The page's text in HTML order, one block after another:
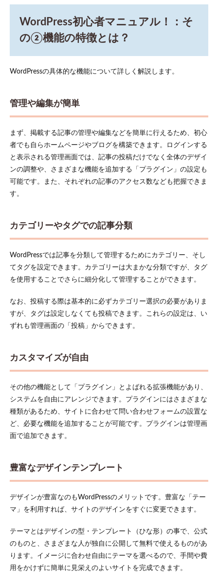
カテ
ーや
タグ
での
分類
2.3
イズ
が自
由
2.4
豊富
ザイ
ンテ
ンプ
レー
権限
グル
ープ
るセ
キュ
ィ
心者マニュ
アル：その
で使
3.2
機能
を追
加で
ユー
ザー
い
初心
きる！
WordPress
4.1
WordPress初心者マニュアル！：そ
の②機能の特徴とは？
WordPressの具体的な機能について詳しく解説します。
管理や編集が簡単
まず、掲載する記事の管理や編集などを簡単に行えるため、初心
者でも自らホームページやブログを構築できます。ログインする
と表示される管理画面では、記事の投稿だけでなく全体のデザイ
ンの調整や、さまざまな機能を追加する「プラグイン」の設定も
可能です。また、それぞれの記事のアクセス数なども把握できま
す。
カテゴリーやタグでの記事分類
WordPressでは記事を分類して管理するためにカテゴリー、そし
てタグを設定できます。カテゴリーは大まかな分類ですが、タグ
を使用することでさらに細分化して管理することができます。
なお、投稿する際は基本的に必ずカテゴリー選択の必要がありま
すが、タグは設定しなくても投稿できます。これらの設定は、い
ずれも管理画面の「投稿」からできます。
カスタマイズが自由
その他の機能として「プラグイン」とよばれる拡張機能があり、
システムを自由にアレンジできます。プラグインにはさまざまな
種類があるため、サイトに合わせて問い合わせフォームの設置な
ど、必要な機能を追加することが可能です。プラグインは管理画
面で追加できます。
豊富なデザインテンプレート
デザインが豊富なのもWordPressのメリットです。豊富な「テー
マ」を利用すれば、サイトのデザインをすぐに変更できます。
テーマとはデザインの型・テンプレート（ひな形）の事で、公式
のものと、さまざまな人が独自に公開して無料で使えるものがあ
ります。イメージに合わせ自由にテーマを選べるので、手間や費
用をかけずに簡単に見栄えのよいサイトを完成できます。